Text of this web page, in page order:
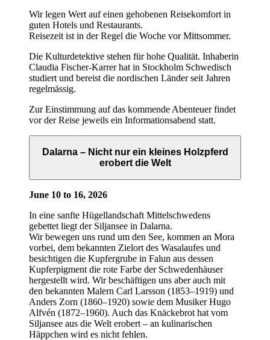
Wir legen Wert auf einen gehobenen Reisekomfort in
guten Hotels und Restaurants.
Reisezeit ist in der Regel die Woche vor Mittsommer.
Die Kulturdetektive stehen für hohe Qualität. Inhaberin
Claudia Fischer-Karrer hat in Stockholm Schwedisch
studiert und bereist die nordischen Länder seit Jahren
regelmässig.
Zur Einstimmung auf das kommende Abenteuer findet
vor der Reise jeweils ein Informationsabend statt.
Dalarna – Nicht nur ein kleines Holzpferd
erobert die Welt
June 10 to 16, 2026
In eine sanfte Hügellandschaft Mittelschwedens
gebettet liegt der Siljansee in Dalarna.
Wir bewegen uns rund um den See, kommen an Mora
vorbei, dem bekannten Zielort des Wasalaufes und
besichtigen die Kupfergrube in Falun aus dessen
Kupferpigment die rote Farbe der Schwedenhäuser
hergestellt wird. Wir beschäftigen uns aber auch mit
den bekannten Malern Carl Larsson (1853–1919) und
Anders Zorn (1860–1920) sowie dem Musiker Hugo
Alfvén (1872–1960). Auch das Knäckebrot hat vom
Siljansee aus die Welt erobert – an kulinarischen
Häppchen wird es nicht fehlen.